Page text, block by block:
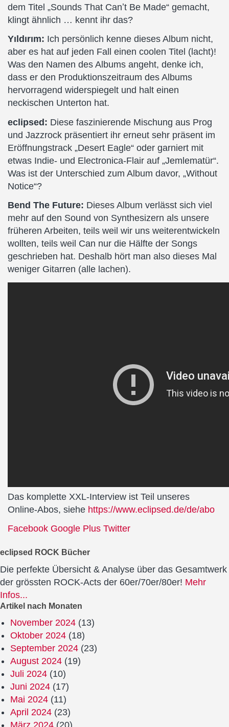
dem Titel „Sounds That Canʼt Be Made“ gemacht,
klingt ähnlich … kennt ihr das?
Yıldırım: Ich persönlich kenne dieses Album nicht,
aber es hat auf jeden Fall einen coolen Titel (lacht)!
Was den Namen des Albums angeht, denke ich,
dass er den Produktionszeitraum des Albums
hervorragend widerspiegelt und halt einen
neckischen Unterton hat.
eclipsed: Diese faszinierende Mischung aus Prog
und Jazzrock präsentiert ihr erneut sehr präsent im
Eröffnungstrack „Desert Eagle“ oder garniert mit
etwas Indie- und Electronica-Flair auf „Jemlematür“.
Was ist der Unterschied zum Album davor, „Without
Notice“?
Bend The Future: Dieses Album verlässt sich viel
mehr auf den Sound von Synthesizern als unsere
früheren Arbeiten, teils weil wir uns weiterentwickeln
wollten, teils weil Can nur die Hälfte der Songs
geschrieben hat. Deshalb hört man also dieses Mal
weniger Gitarren (alle lachen).
Das komplette XXL-Interview ist Teil unseres
Online-Abos, siehe https://www.eclipsed.de/de/abo
Facebook Google Plus Twitter
eclipsed ROCK Bücher
Die perfekte Übersicht & Analyse über das Gesamtwerk
der grössten ROCK-Acts der 60er/70er/80er! Mehr
Infos...
Artikel nach Monaten
November 2024 (13)
Oktober 2024 (18)
September 2024 (23)
August 2024 (19)
Juli 2024 (10)
Juni 2024 (17)
Mai 2024 (11)
April 2024 (23)
März 2024 (20)